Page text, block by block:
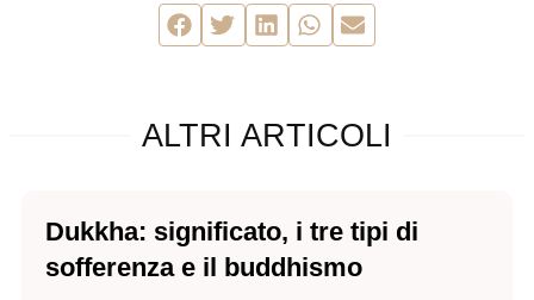
ALTRI ARTICOLI
Dukkha: significato, i tre tipi di
sofferenza e il buddhismo